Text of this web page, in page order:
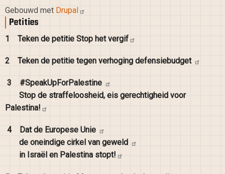
Gebouwd met Drupal
Petities
1 Teken de petitie Stop hetvergif
2 Teken de petitie tegen verhoging defensiebudget
3
#SpeakUpForPalestine
Stop de straffeloosheid, eis gerechtigheid voor
Palestina!
4 Dat de Europese Unie
de oneindige cirkel van geweld
in Israël en Palestina stopt!